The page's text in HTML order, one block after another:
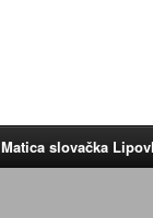
Matica slovačka